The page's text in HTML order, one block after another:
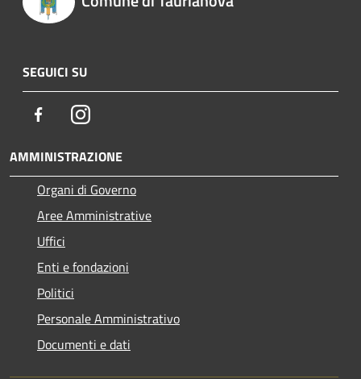
SEGUICI SU
FacebookInstagram
AMMINISTRAZIONE
Organi di Governo
Aree Amministrative
Uffici
Enti e fondazioni
Politici
Personale Amministrativo
Documenti e dati